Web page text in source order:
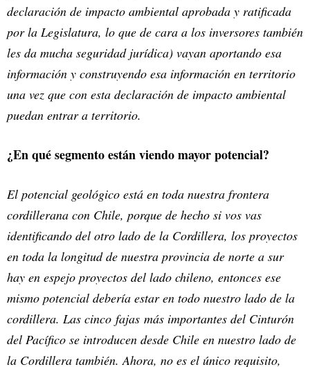
declaración de impacto ambiental aprobada y ratificada
por la Legislatura, lo que de cara a los inversores también
les da mucha seguridad jurídica) vayan aportando esa
información y construyendo esa información en territorio
una vez que con esta declaración de impacto ambiental
puedan entrar a territorio.
¿En qué segmento están viendo mayor potencial?
El potencial geológico está en toda nuestra frontera
cordillerana con Chile, porque de hecho si vos vas
identificando del otro lado de la Cordillera, los proyectos
en toda la longitud de nuestra provincia de norte a sur
hay en espejo proyectos del lado chileno, entonces ese
mismo potencial debería estar en todo nuestro lado de la
cordillera. Las cinco fajas más importantes del Cinturón
del Pacífico se introducen desde Chile en nuestro lado de
la Cordillera también. Ahora, no es el único requisito,